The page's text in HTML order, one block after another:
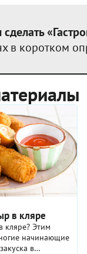
в коротком
в кляре
кляре? Этим
начинающие
в